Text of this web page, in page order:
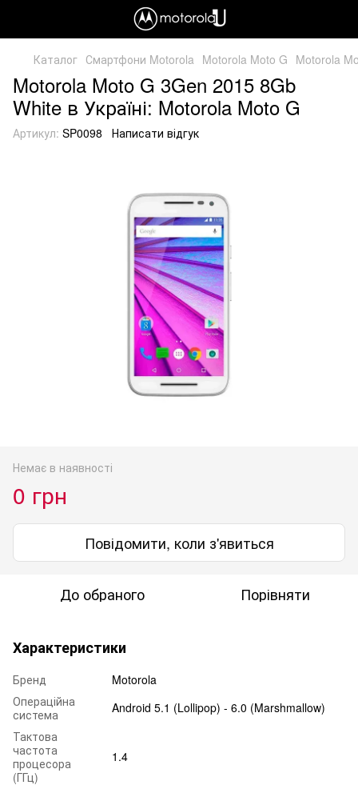
Каталог Смартфони Motorola Motorola Moto G Motorola
Motorola Moto G 3Gen 2015 8Gb
White в Україні: Motorola Moto G
Артикул: SP0098 Написати відгук
Немає в наявності
0 грн
Повідомити, коли з'явиться
До обраного Порівняти
Характеристики
Бренд
Motorola
Операційна
система
Android 5.1 (Lollipop) - 6.0 (Marshmallow)
Тактова
частота
процесора
(ГГц)
1.4